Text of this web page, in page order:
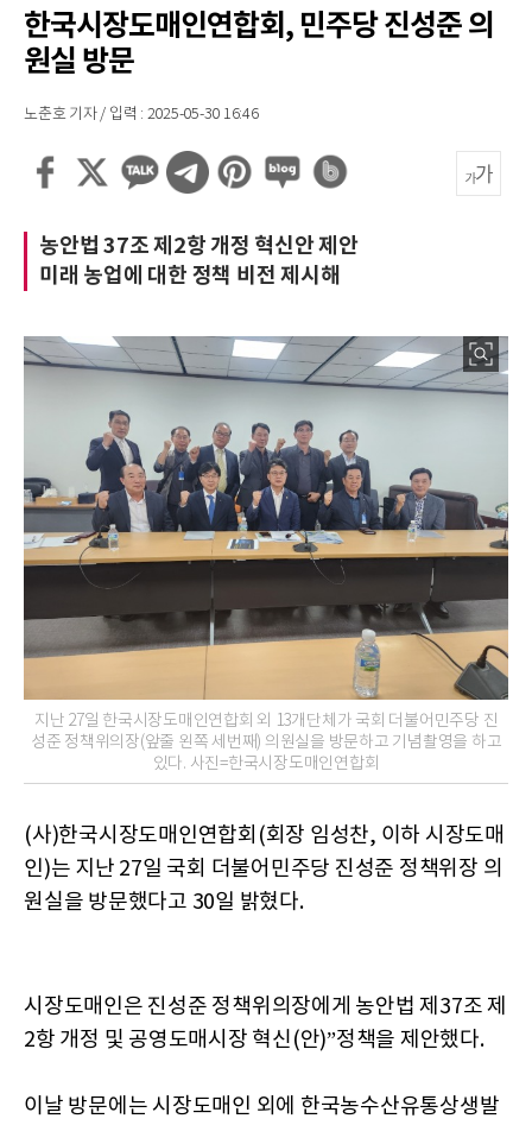
한국시장도매인연합회, 민주당 진성준 의
원실 방문
노춘호 기자 / 입력 : 2025-05-30 16:46
농안법 37조 제2항 개정 혁신안 제안
미래 농업에 대한 정책 비전 제시해
지난 27일 한국시장도매인연합회 외 13개단체가 국회 더불어민주당 진
성준 정책위의장(앞줄 왼쪽 세번째) 의원실을 방문하고 기념촬영을 하고
있다. 사진=한국시장도매인연합회
(사)한국시장도매인연합회(회장 임성찬, 이하 시장도매
인)는 지난 27일 국회 더불어민주당 진성준 정책위장 의
원실을 방문했다고 30일 밝혔다.
시장도매인은 진성준 정책위의장에게 농안법 제37조 제
2항 개정 및 공영도매시장 혁신(안)”정책을 제안했다.
이날 방문에는 시장도매인 외에 한국농수산유통상생발